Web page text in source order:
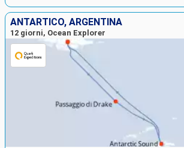
ANTARTICO, ARGENTINA
12 giorni, Ocean Explorer